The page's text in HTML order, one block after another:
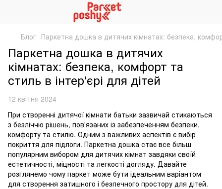
Блог Паркетна дошка в дитячих кімнатах: безпека,
Паркетна дошка в дитячих
кімнатах: безпека, комфорт та
стиль в інтер'єрі для дітей
12 квітня 2024
При створенні дитячої кімнати батьки зазвичай стикаються
з безліччю рішень, пов'язаних із забезпеченням безпеки,
комфорту та стилю. Одним з важливих аспектів є вибір
покриття для підлоги. Паркетна дошка стає все більш
популярним вибором для дитячих кімнат завдяки своїй
естетичності, міцності та легкості догляду. Давайте
розглянемо чому паркет може бути ідеальним варіантом
для створення затишного і безпечного простору для дітей.